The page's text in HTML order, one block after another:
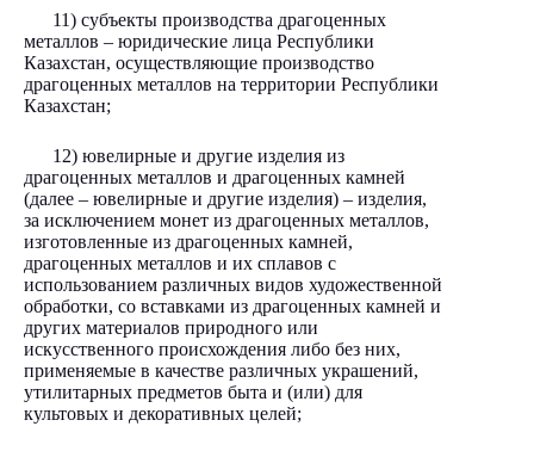
11) субъекты производства драгоценных
металлов – юридические лица Республики
Казахстан, осуществляющие производство
драгоценных металлов на территории Республики
Казахстан;
12) ювелирные и другие изделия из
драгоценных металлов и драгоценных камней
(далее – ювелирные и другие изделия) – изделия,
за исключением монет из драгоценных металлов,
изготовленные из драгоценных камней,
драгоценных металлов и их сплавов с
использованием различных видов художественной
обработки, со вставками из драгоценных камней и
других материалов природного или
искусственного происхождения либо без них,
применяемые в качестве различных украшений,
утилитарных предметов быта и (или) для
культовых и декоративных целей;